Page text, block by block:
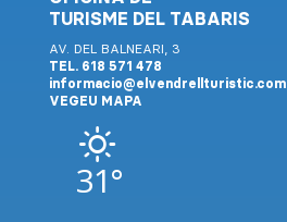
TURISME DEL TABARIS
AV. DEL BALNEARI, 3
TEL. 618 571 478
informacio@elvendrellturistic.com
VEGEU MAPA
31°